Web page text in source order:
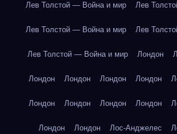
Лев Толстой — Война и мир Лев
Лев Толстой — Война и мир Лев
Лев Толстой — Война и мир Лондон
Лондон Лондон Лондон Лондон
Лондон Лондон Лондон Лондон
Лондон Лондон Лос-Анджелес